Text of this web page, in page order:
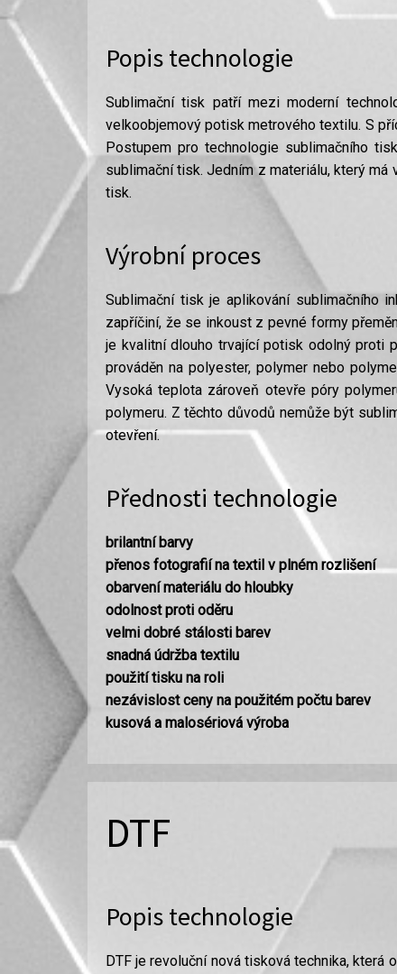
Popis technologie
Sublimační tisk patří mezi moderní
velkoobjemový potisk metrového textilu. S
Postupem pro technologie sublimačního
sublimační tisk. Jedním z materiálu, který
tisk.
Výrobní proces
Sublimační tisk je aplikování sublimačního
zapříčiní, že se inkoust z pevné formy
je kvalitní dlouho trvající potisk odolný proti
prováděn na polyester, polymer nebo
Vysoká teplota zároveň otevře póry
polymeru. Z těchto důvodů nemůže být
otevření.
Přednosti technologie
brilantní barvy
přenos fotografií na textil v plném rozlišení
obarvení materiálu do hloubky
odolnost proti oděru
velmi dobré stálosti barev
snadná údržba textilu
použití tisku na roli
nezávislost ceny na použitém počtu barev
kusová a malosériová výroba
DTF
Popis technologie
DTF je revoluční nová tisková technika,